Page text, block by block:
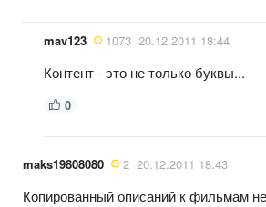
mav123 1073 20.12.2011 18:44
Контент - это не только буквы...
0
maks19808080 2 20.12.2011 18:43
Копированный описаний к фильмам